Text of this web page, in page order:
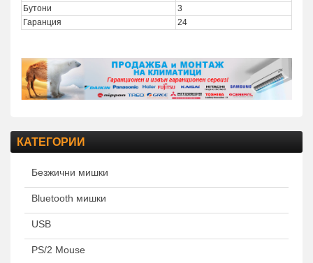
Бутони
3
Гаранция
24
КАТЕГОРИИ
Безжични мишки
Bluetooth мишки
USB
PS/2 Mouse